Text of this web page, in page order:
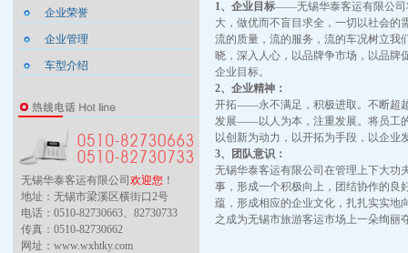
企业荣誉
企业管理
车型介绍
无锡华泰客运有限公司欢迎您 ！
地址：无锡市梁溪区横街口2号
电话：0510-82730663、82730733
传真：0510-82730662
网址：www.wxhtky.com
1、企业目标——无锡华泰客运有限公司
大，做优而不盲目求全，一切以社会的
流的质量，流的服务，流的车况树立我
晓，深入人心，以品牌争市场，以品牌
企业目标。
2、企业精神：
开拓——永不满足，积极进取。不断超
发展——以人为本，注重发展。将员工
以创新为动力，以开拓为手段，以企业
3、团队意识：
无锡华泰客运有限公司在管理上下大功
事，形成一个积极向上，团结协作的良
蕴，形成相应的企业文化，扎扎实实地
之成为无锡市旅游客运市场上一朵绚丽